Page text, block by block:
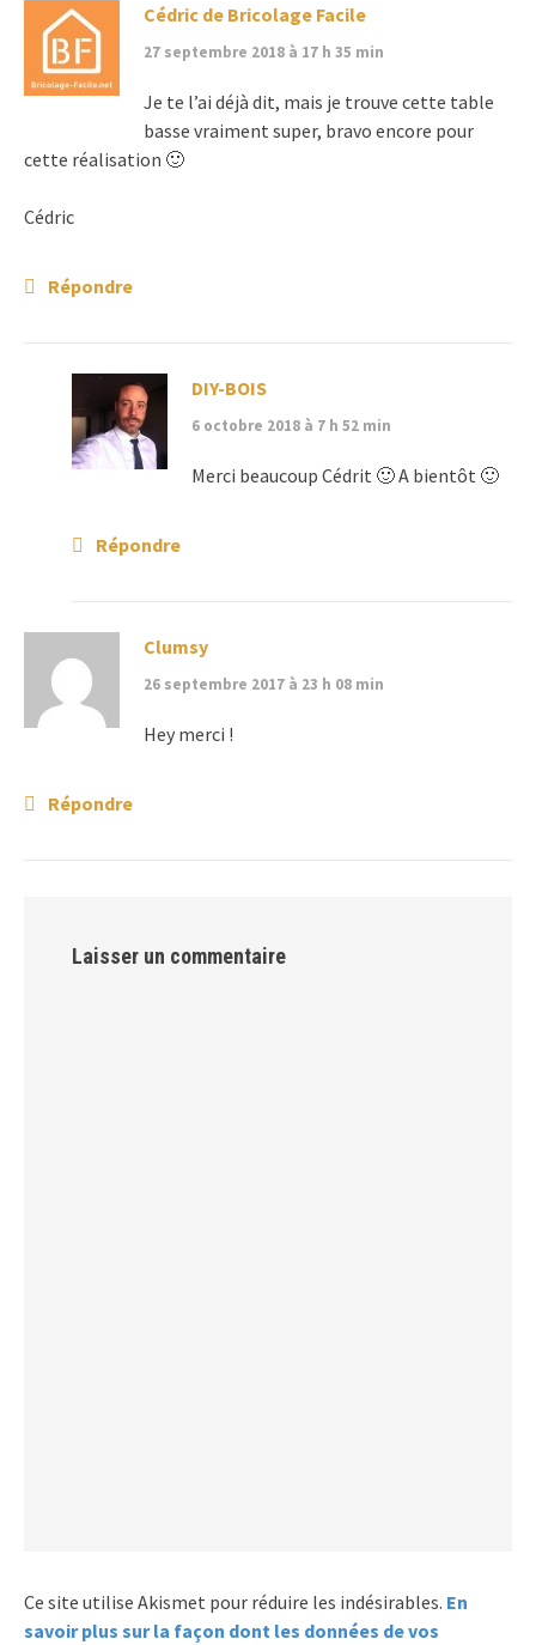
Cédric de Bricolage Facile
27 septembre 2018 à 17 h 35 min
Je te l’ai déjà dit, mais je trouve cette table
basse vraiment super, bravo encore pour
cette réalisation 🙂
Cédric
Répondre
DIY-BOIS
6 octobre 2018 à 7 h 52 min
Merci beaucoup Cédrit 🙂 A bientôt 🙂
Répondre
Clumsy
26 septembre 2017 à 23 h 08 min
Hey merci !
Répondre
Laisser un commentaire
Ce site utilise Akismet pour réduire les indésirables. En
savoir plus sur la façon dont les données de vos